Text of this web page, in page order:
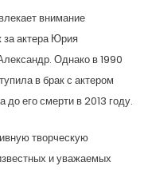
внимание
за актера Юрия
Однако в 1990
в брак с актером
его смерти в 2013 году.
творческую
и уважаемых